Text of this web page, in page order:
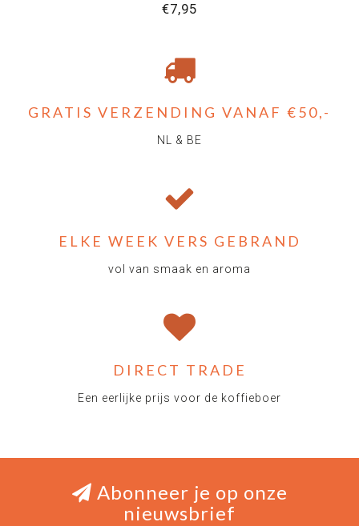
€7,95
GRATIS VERZENDING VANAF €50,-
NL & BE
ELKE WEEK VERS GEBRAND
vol van smaak en aroma
DIRECT TRADE
Een eerlijke prijs voor de koffieboer
Abonneer je op onze
nieuwsbrief